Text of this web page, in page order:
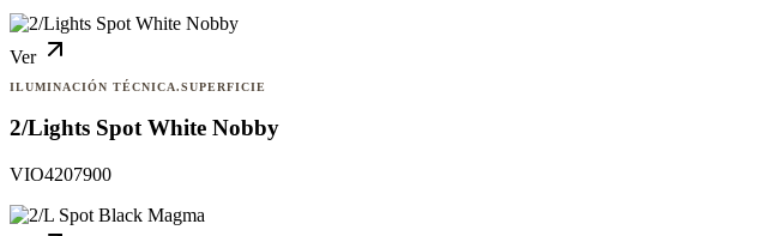
Ver
ILUMINACIÓN TÉCNICA.SUPERFICIE
2/Lights Spot White Nobby
VIO4207900